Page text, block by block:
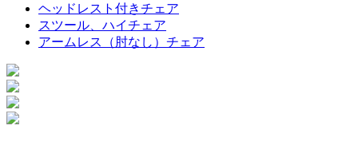
ヘッドレスト付きチェア
スツール、ハイチェア
アームレス（肘なし）チェア